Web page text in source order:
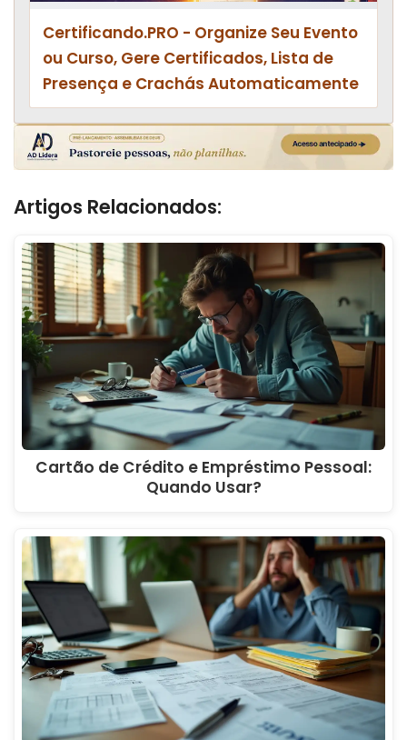
Certificando.PRO - Organize Seu Evento
ou Curso, Gere Certificados, Lista de
Presença e Crachás Automaticamente
Artigos Relacionados:
Cartão de Crédito e Empréstimo Pessoal:
Quando Usar?